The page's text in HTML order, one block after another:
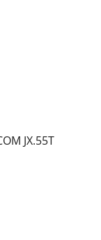
JX.55T